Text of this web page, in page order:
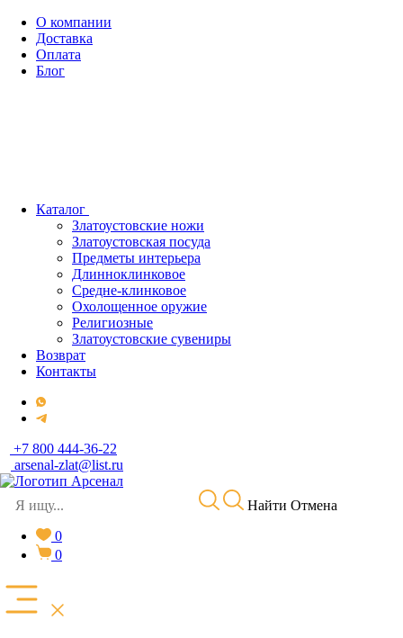
О компании
Доставка
Оплата
Блог
Каталог
Златоустовские ножи
Златоустовская посуда
Предметы интерьера
Длинноклинковое
Средне-клинковое
Охолощенное оружие
Религиозные
Златоустовские сувениры
Возврат
Контакты
+7 800 444-36-22
arsenal-zlat@list.ru
Найти Отмена
0
0